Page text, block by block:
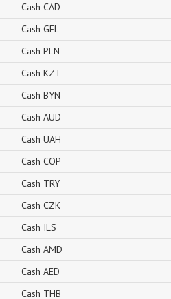
Cash CAD
Cash GEL
Cash PLN
Cash KZT
Cash BYN
Cash AUD
Cash UAH
Cash COP
Cash TRY
Cash CZK
Cash ILS
Cash AMD
Cash AED
Cash THB